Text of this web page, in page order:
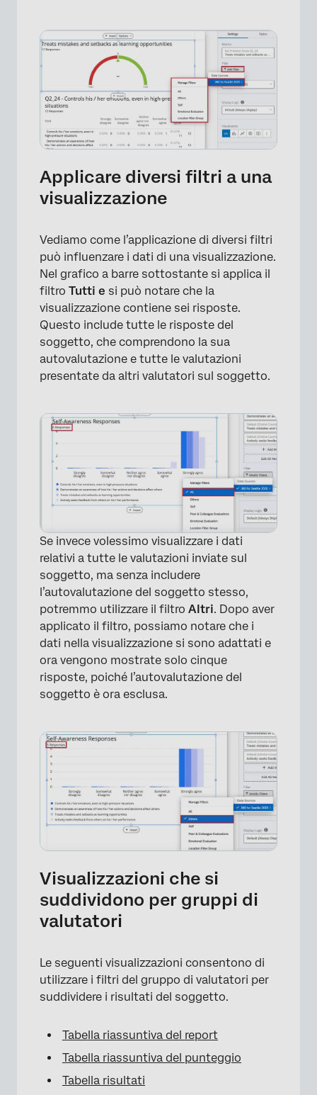
×
Applicare diversi filtri a una
visualizzazione
Vediamo come l’applicazione di diversi filtri
può influenzare i dati di una visualizzazione.
Nel grafico a barre sottostante si applica il
filtro Tutti e si può notare che la
visualizzazione contiene sei risposte.
Questo include tutte le risposte del
soggetto, che comprendono la sua
autovalutazione e tutte le valutazioni
presentate da altri valutatori sul soggetto.
×
Se invece volessimo visualizzare i dati
relativi a tutte le valutazioni inviate sul
soggetto, ma senza includere
l’autovalutazione del soggetto stesso,
potremmo utilizzare il filtro Altri. Dopo aver
applicato il filtro, possiamo notare che i
dati nella visualizzazione si sono adattati e
ora vengono mostrate solo cinque
risposte, poiché l’autovalutazione del
soggetto è ora esclusa.
Visualizzazioni che si
suddividono per gruppi di
valutatori
Le seguenti visualizzazioni consentono di
utilizzare i filtri del gruppo di valutatori per
suddividere i risultati del soggetto.
Tabella riassuntiva del report
Tabella riassuntiva del punteggio
Tabella risultati